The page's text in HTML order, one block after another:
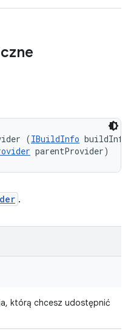
(IBuildInfo
parentProvider)
.
którą chcesz udostępnić